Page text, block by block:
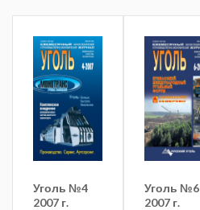
Уголь №4
2007 г.
Уголь №6
2007 г.